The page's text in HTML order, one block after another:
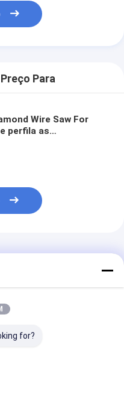
Para
Wire Saw For
perfila as
for?